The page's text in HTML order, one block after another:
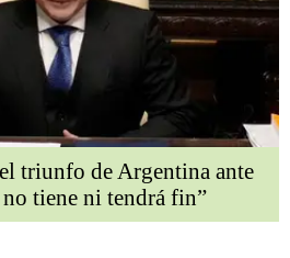
triunfo de Argentina ante
tiene ni tendrá fin”